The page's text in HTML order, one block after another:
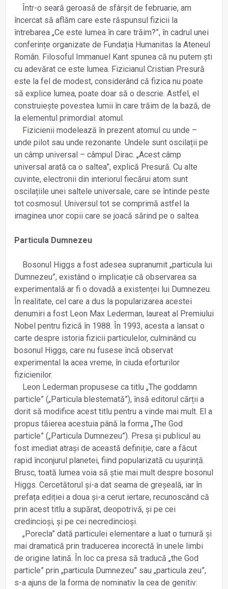
Într-o seară geroasă de sfârșit de februarie, am
încercat să aflăm care este răspunsul fizicii la
întrebarea „Ce este lumea în care trăim?”, în cadrul unei
conferințe organizate de Fundația Humanitas la Ateneul
Român. Filosoful Immanuel Kant spunea că nu putem ști
cu adevărat ce este lumea. Fizicianul Cristian Presură
este la fel de modest, considerând că fizica nu poate
să explice lumea, poate doar să o descrie. Astfel, el
construiește povestea lumii în care trăim de la bază, de
la elementul primordial: atomul.
Fizicienii modelează în prezent atomul cu unde –
unde pilot sau unde rezonante. Undele sunt oscilații pe
un câmp universal – câmpul Dirac. „Acest câmp
universal arată ca o saltea”, explică Presură. Cu alte
cuvinte, electronii din interiorul fiecărui atom sunt
oscilațiile unei saltele universale, care se întinde peste
tot cosmosul. Universul tot se comprimă astfel la
imaginea unor copii care se joacă sărind pe o saltea.
Particula Dumnezeu
Bosonul Higgs a fost adesea supranumit „particula lui
Dumnezeu”, existând o implicație că observarea sa
experimentală ar fi o dovadă a existenței lui Dumnezeu.
În realitate, cel care a dus la popularizarea acestei
denumiri a fost Leon Max Lederman, laureat al Premiului
Nobel pentru fizică în 1988. În 1993, acesta a lansat o
carte despre istoria fizicii particulelor, culminând cu
bosonul Higgs, care nu fusese încă observat
experimental la acea vreme, în ciuda eforturilor
fizicienilor.
Leon Lederman propusese ca titlu „The goddamn
particle” („Particula blestemată”), însă editorul cărții a
dorit să modifice acest titlu pentru a vinde mai mult. El a
propus tăierea acestuia până la forma „The God
particle” („Particula Dumnezeu”). Presa și publicul au
fost imediat atrași de această definiție, care a făcut
rapid înconjurul planetei, fiind popularizată cu ușurință.
Brusc, toată lumea voia să știe mai mult despre bosonul
Higgs. Cercetătorul și-a dat seama de greșeală, iar în
prefața ediției a doua și-a cerut iertare, recunoscând că
prin acest titlu a supărat, deopotrivă, și pe cei
credincioși, și pe cei necredincioși.
„Porecla” dată particulei elementare a luat o turnură și
mai dramatică prin traducerea incorectă în unele limbi
de origine latină. În loc ca presa să traducă „the God
particle” prin „particula Dumnezeu” sau „particula zeu”,
s-a ajuns de la forma de nominativ la cea de genitiv: